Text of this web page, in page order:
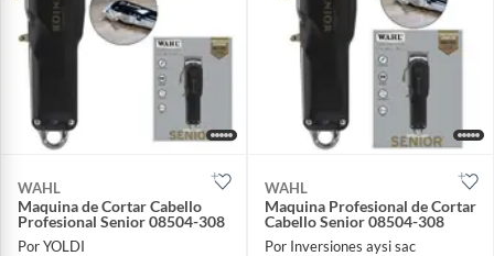
WAHL
Maquina de Cortar Cabello
Profesional Senior 08504-308
Por YOLDI
WAHL
Maquina Profesional de Cortar
Cabello Senior 08504-308
Por Inversiones aysi sac